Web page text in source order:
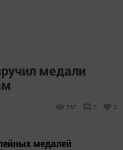
медали
667 0 0
медалей